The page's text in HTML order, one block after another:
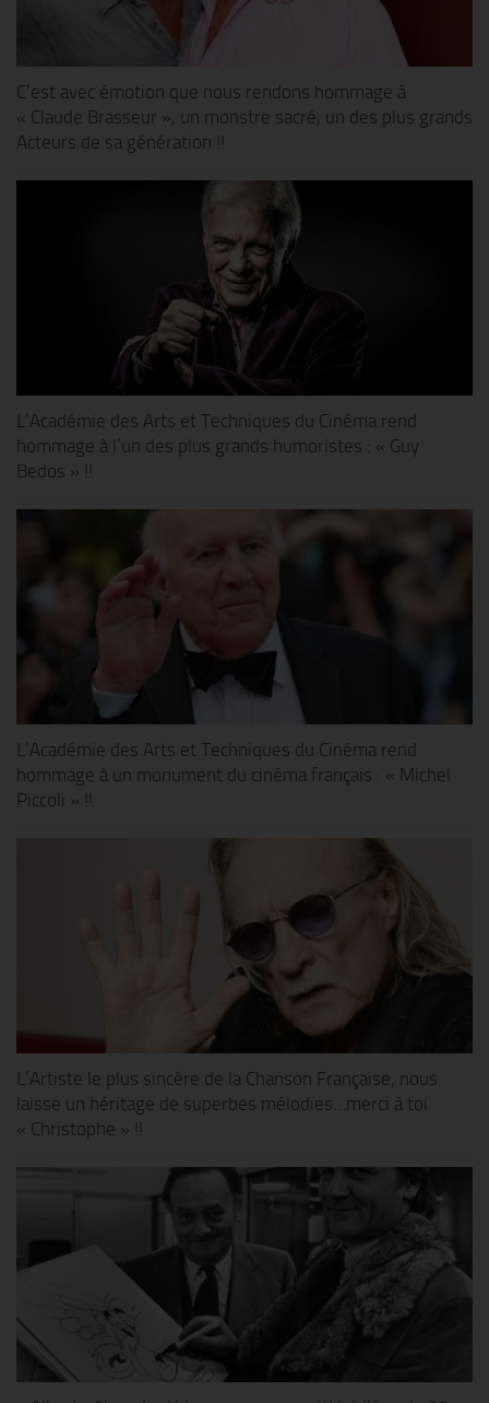
C’est avec émotion que nous rendons hommage à
« Claude Brasseur », un monstre sacré, un des plus grands
Acteurs de sa génération !!
L’Académie des Arts et Techniques du Cinéma rend
hommage à l’un des plus grands humoristes : « Guy
Bedos » !!
L’Académie des Arts et Techniques du Cinéma rend
hommage à un monument du cinéma français : « Michel
Piccoli » !!
L’Artiste le plus sincère de la Chanson Française, nous
laisse un héritage de superbes mélodies…merci à toi
« Christophe » !!